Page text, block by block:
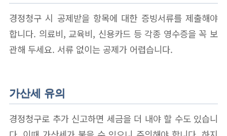
경정청구 시 공제받을 항목에 대한 증빙서류를 제출해야
합니다. 의료비, 교육비, 신용카드 등 각종 영수증을 꼭 보
관해 두세요. 서류 없이는 공제가 어렵습니다.
가산세 유의
경정청구로 추가 신고하면 세금을 더 내야 할 수도 있습니